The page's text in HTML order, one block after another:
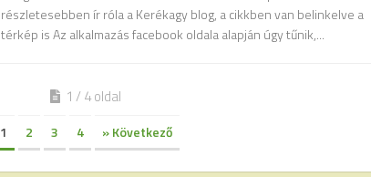
részletesebben ír róla a Kerékagy blog, a cikkben van belinkelve a
térkép is Az alkalmazás facebook oldala alapján úgy tűnik,...
1 / 4 oldal
1 2 3 4 » Következő